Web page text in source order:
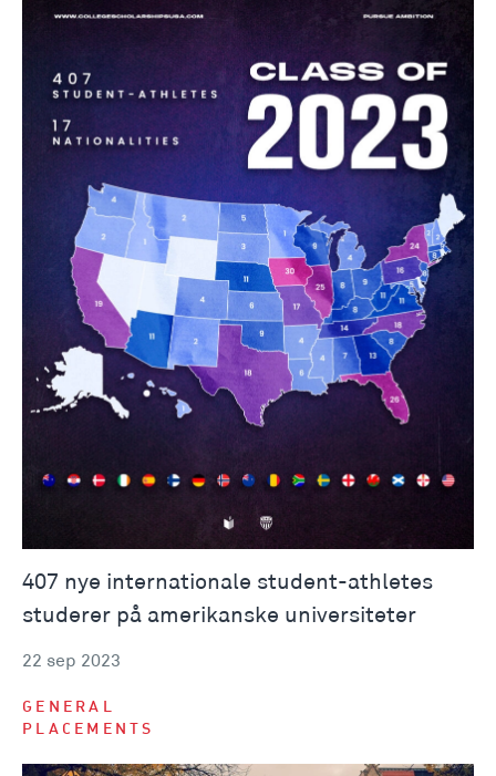
407 nye internationale student-athletes
studerer på amerikanske universiteter
22 sep 2023
GENERAL
PLACEMENTS